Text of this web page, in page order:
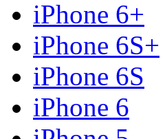
iPhone 6+
iPhone 6S+
iPhone 6S
iPhone 6